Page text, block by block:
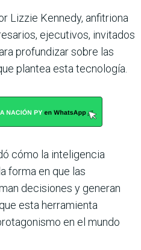
Lizzie Kennedy, anfitriona
ejecutivos, invitados
profundizar sobre las
plantea esta tecnología.
cómo la inteligencia
forma en que las
decisiones y generan
esta herramienta
en el mundo